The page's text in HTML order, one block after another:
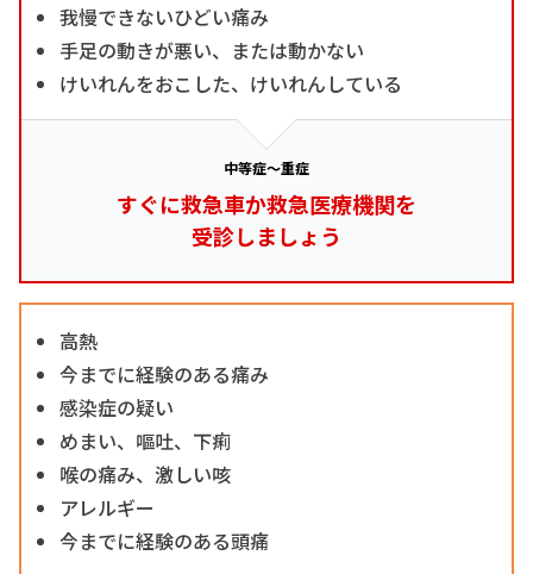
我慢できないひどい痛み
手足の動きが悪い、または動かない
けいれんをおこした、けいれんしている
中等症～重症
すぐに救急車か救急医療機関を
受診しましょう
高熱
今までに経験のある痛み
感染症の疑い
めまい、嘔吐、下痢
喉の痛み、激しい咳
アレルギー
今までに経験のある頭痛